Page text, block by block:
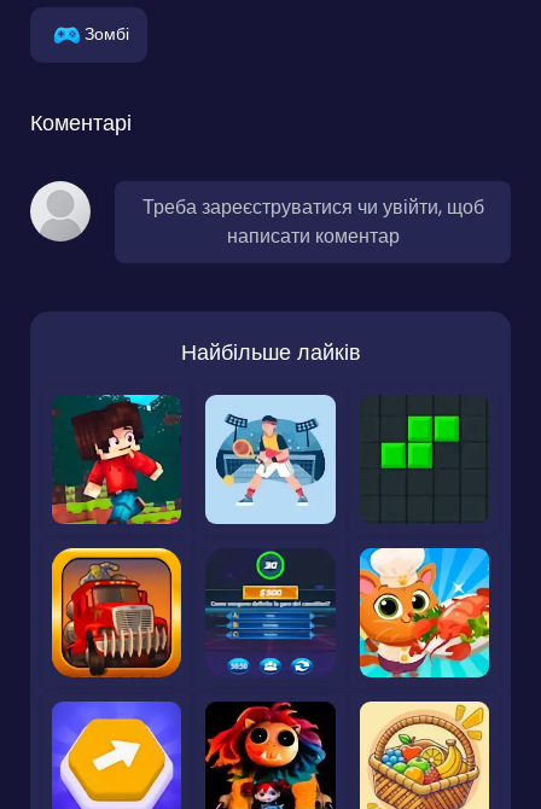
Зомбі
Коментарі
Треба зареєструватися чи увійти, щоб
написати коментар
Найбільше лайків